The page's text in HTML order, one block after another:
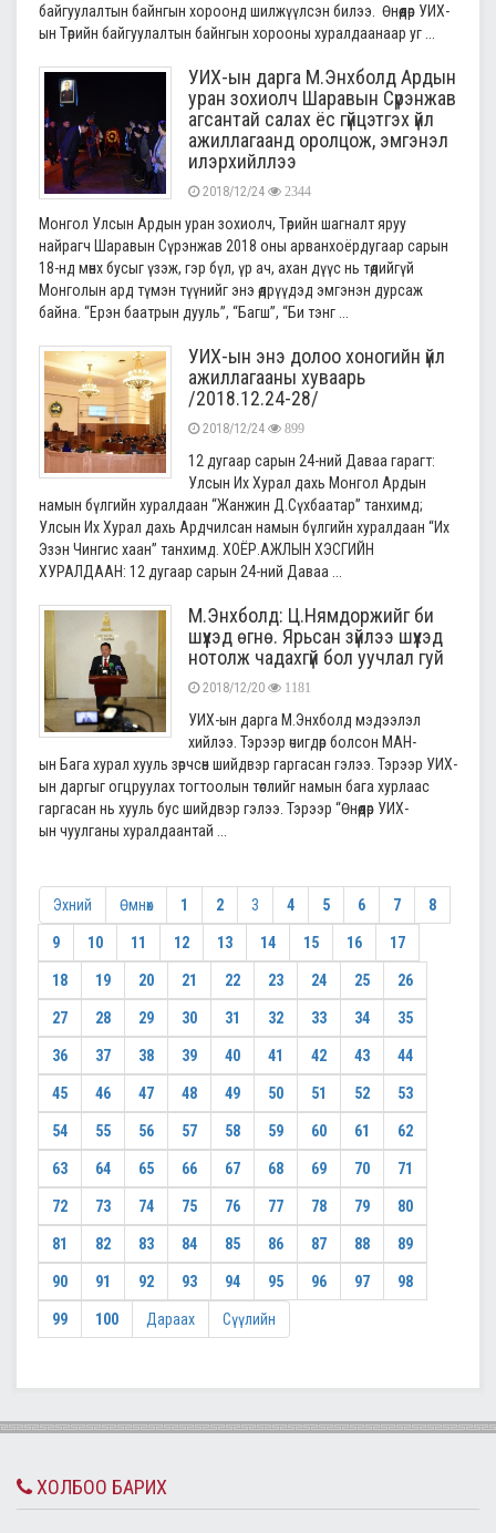
байгуулалтын байнгын хороонд шилжүүлсэн билээ. Өнөөдөр УИХ-
ын Төрийн байгуулалтын байнгын хорооны хуралдаанаар уг ...
УИХ-ын дарга М.Энхболд Ардын
уран зохиолч Шаравын Сүрэнжав
агсантай салах ёс гүйцэтгэх үйл
ажиллагаанд оролцож, эмгэнэл
илэрхийллээ
2018/12/24 2344
Монгол Улсын Ардын уран зохиолч, Төрийн шагналт яруу
найрагч Шаравын Сүрэнжав 2018 оны арванхоёрдугаар сарын
18-нд мөнх бусыг үзэж, гэр бүл, үр ач, ахан дүүс нь төдийгүй
Монголын ард түмэн түүнийг энэ өдрүүдэд эмгэнэн дурсаж
байна. “Ерэн баатрын дууль”, “Багш”, “Би тэнг ...
УИХ-ын энэ долоо хоногийн үйл
ажиллагааны хуваарь
/2018.12.24-28/
2018/12/24 899
12 дугаар сарын 24-ний Даваа гарагт:
Улсын Их Хурал дахь Монгол Ардын
намын бүлгийн хуралдаан “Жанжин Д.Сүхбаатар” танхимд;
Улсын Их Хурал дахь Ардчилсан намын бүлгийн хуралдаан “Их
Эзэн Чингис хаан” танхимд. ХОЁР.АЖЛЫН ХЭСГИЙН
ХУРАЛДААН: 12 дугаар сарын 24-ний Даваа ...
М.Энхболд: Ц.Нямдоржийг би
шүүхэд өгнө. Ярьсан зүйлээ шүүхэд
нотолж чадахгүй бол уучлал гуй
2018/12/20 1181
УИХ-ын дарга М.Энхболд мэдээлэл
хийлээ. Тэрээр өчигдөр болсон МАН-
ын Бага хурал хууль зөрчсөн шийдвэр гаргасан гэлээ. Тэрээр УИХ-
ын даргыг огцруулах тогтоолын төслийг намын бага хурлаас
гаргасан нь хууль бус шийдвэр гэлээ. Тэрээр “Өнөөдөр УИХ-
ын чуулганы хуралдаантай ...
Эхний Өмнөх 1 2 3 4 5 6 7 8
9 10 11 12 13 14 15 16 17
18 19 20 21 22 23 24 25 26
27 28 29 30 31 32 33 34 35
36 37 38 39 40 41 42 43 44
45 46 47 48 49 50 51 52 53
54 55 56 57 58 59 60 61 62
63 64 65 66 67 68 69 70 71
72 73 74 75 76 77 78 79 80
81 82 83 84 85 86 87 88 89
90 91 92 93 94 95 96 97 98
99 100 Дараах Сүүлийн
ХОЛБОО БАРИХ